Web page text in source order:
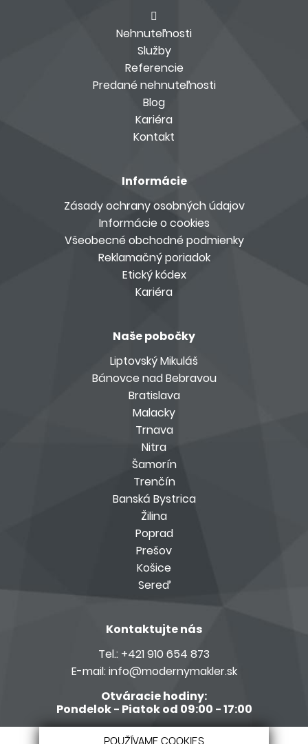
Nehnuteľnosti
Služby
Referencie
Predané nehnuteľnosti
Blog
Kariéra
Kontakt
Informácie
Zásady ochrany osobných údajov
Informácie o cookies
Všeobecné obchodné podmienky
Reklamačný poriadok
Etický kódex
Kariéra
Naše pobočky
Liptovský Mikuláš
Bánovce nad Bebravou
Bratislava
Malacky
Trnava
Nitra
Šamorín
Trenčín
Banská Bystrica
Žilina
Poprad
Prešov
Košice
Sereď
Kontaktujte nás
Tel.: +421 910 654 873
E-mail:info@modernymakler.sk
Otváracie hodiny:
Pondelok - Piatok od 09:00 - 17:00
Členom siete Realitné kancelárie s.r.o.
POUŽÍVAME COOKIES